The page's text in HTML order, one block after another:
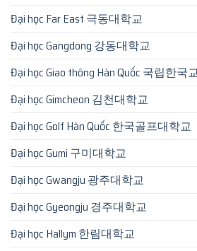
Đại học Far East 극동대학교
Đại học Gangdong 강동대학교
Đại học Giao thông Hàn Quốc 국립한국
Đại học Gimcheon 김천대학교
Đại học Golf Hàn Quốc 한국골프대학교
Đại học Gumi 구미대학교
Đại học Gwangju 광주대학교
Đại học Gyeongju 경주대학교
Đại học Hallym 한림대학교